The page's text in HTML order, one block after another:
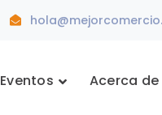
Eventos Acerca de